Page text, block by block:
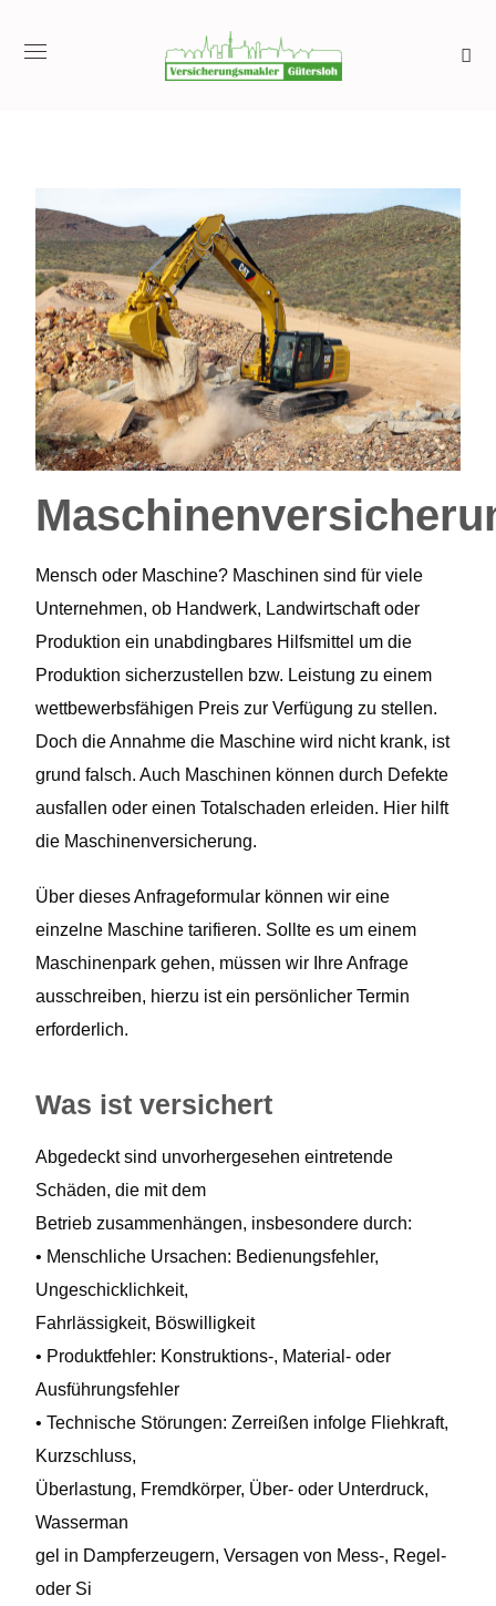
Mensch oder Maschine? Maschinen sind für viele
Unternehmen, ob Handwerk, Landwirtschaft oder
Produktion ein unabdingbares Hilfsmittel um die
Produktion sicherzustellen bzw. Leistung zu einem
wettbewerbsfähigen Preis zur Verfügung zu stellen.
Doch die Annahme die Maschine wird nicht krank, ist
grund falsch. Auch Maschinen können durch Defekte
ausfallen oder einen Totalschaden erleiden. Hier hilft
die Maschinenversicherung.
Über dieses Anfrageformular können wir eine
einzelne Maschine tarifieren. Sollte es um einem
Maschinenpark gehen, müssen wir Ihre Anfrage
ausschreiben, hierzu ist ein persönlicher Termin
erforderlich.
Was ist versichert
Abgedeckt sind unvorhergesehen eintretende
Schäden, die mit dem
Betrieb zusammenhängen, insbesondere durch:
• Menschliche Ursachen: Bedienungsfehler,
Ungeschicklichkeit,
Fahrlässigkeit, Böswilligkeit
• Produktfehler: Konstruktions-, Material- oder
Ausführungsfehler
• Technische Störungen: Zerreißen infolge Fliehkraft,
Kurzschluss,
Überlastung, Fremdkörper, Über- oder Unterdruck,
Wasserman
gel in Dampferzeugern, Versagen von Mess-, Regel-
oder Si